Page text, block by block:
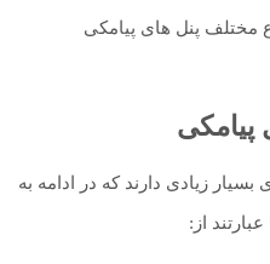
پیامکی
زیادی دارند که در ادامه به
از: